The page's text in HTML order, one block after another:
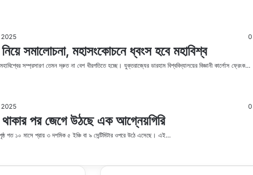
0
সমালোচনা, মহাসংকোচনে ধ্বংস হবে মহাবিশ্ব
সম্প্রসারণ তেমন দ্রুত না বেশ ধীরগতিতে হচ্ছে। যুক্তরাজ্যের ডারহাম বিশ্ববিদ্যালয়ের বিজ্ঞানী কার্লোস ফ্রেংক…
0
পর জেগে উঠছে এক আগ্নেয়গিরি
গত ১০ মাসে প্রায় ৩ দশমিক ৫ ইঞ্চি বা ৯ সেন্টিমিটার ওপরে উঠে এসেছে। এই…